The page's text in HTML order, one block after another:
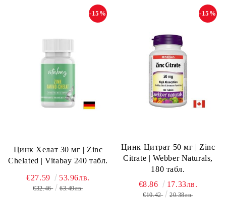
Цинк Хелат 30 мг | Zinc
Chelated | Vitabay 240 табл.
-15%
€27.59 53.96лв.
€32.46 63.49лв.
Цинк Цитрат 50 мг | Zinc
Citrate | Webber Naturals,
180 табл.
-15%
€8.86 17.33лв.
€10.42 20.38лв.